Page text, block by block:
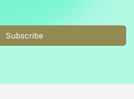
Subscribe